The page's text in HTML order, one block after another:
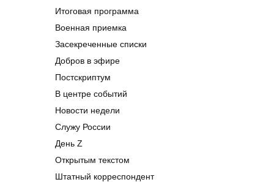
Итоговая программа
Военная приемка
Засекреченные списки
Добров в эфире
Постскриптум
В центре событий
Новости недели
Служу России
День Z
Открытым текстом
Штатный корреспондент